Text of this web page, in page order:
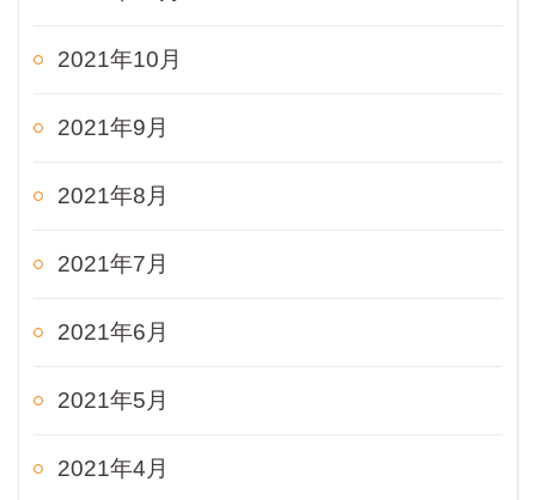
2021年10月
2021年9月
2021年8月
2021年7月
2021年6月
2021年5月
2021年4月